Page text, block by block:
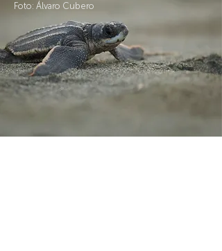
Foto: Álvaro Cubero